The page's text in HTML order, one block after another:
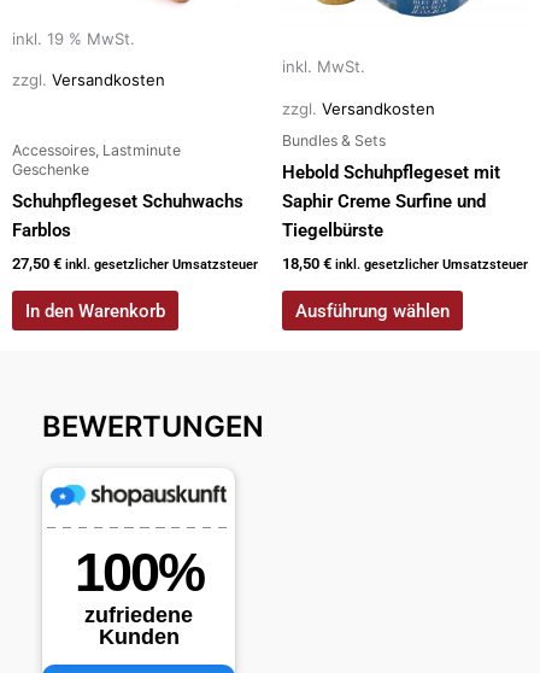
inkl. 19 % MwSt.
zzgl. Versandkosten
Accessoires, Lastminute
Geschenke
Schuhpflegeset Schuhwachs
Farblos
27,50 € inkl. gesetzlicher Umsatzsteuer
In den Warenkorb
inkl. MwSt.
zzgl. Versandkosten
Bundles & Sets
Hebold Schuhpflegeset mit
Saphir Creme Surfine und
Tiegelbürste
18,50 € inkl. gesetzlicher Umsatzsteuer
Ausführung wählen
können
auf
der
Produktseite
gewählt
werden
BEWERTUNGEN